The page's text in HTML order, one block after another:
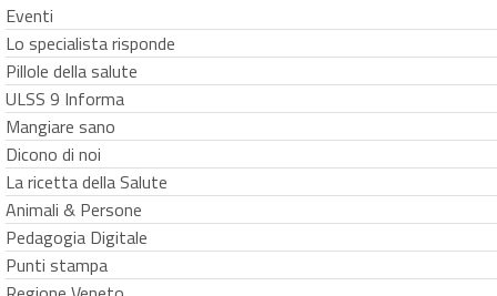
Eventi
Lo specialista risponde
Pillole della salute
ULSS 9 Informa
Mangiare sano
Dicono di noi
La ricetta della Salute
Animali & Persone
Pedagogia Digitale
Punti stampa